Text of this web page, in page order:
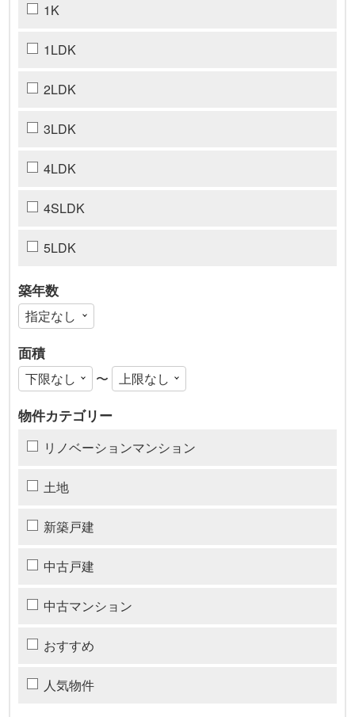
1K
1LDK
2LDK
3LDK
4LDK
4SLDK
5LDK
築年数
面積
〜
物件カテゴリー
リノベーションマンション
土地
新築戸建
中古戸建
中古マンション
おすすめ
人気物件